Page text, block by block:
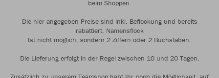
beim Shoppen.
Die hier angegeben Preise sind inkl. Beflockung und bereits
rabattiert. Namensflock
Ist nicht möglich, sondern 2 Ziffern oder 2 Buchstaben.
Die Lieferung erfolgt in der Regel zwischen 10 und 20 Tagen.